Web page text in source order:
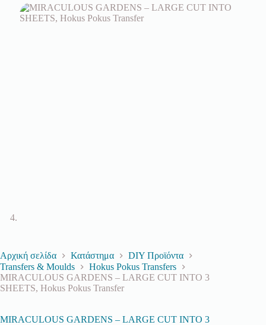
Αρχική σελίδα Κατάστημα
DIY Προϊόντα
Transfers & Moulds
Hokus Pokus Transfers
MIRACULOUS GARDENS – LARGE CUT INTO 3
SHEETS, Hokus Pokus Transfer
MIRACULOUS GARDENS – LARGE CUT INTO 3